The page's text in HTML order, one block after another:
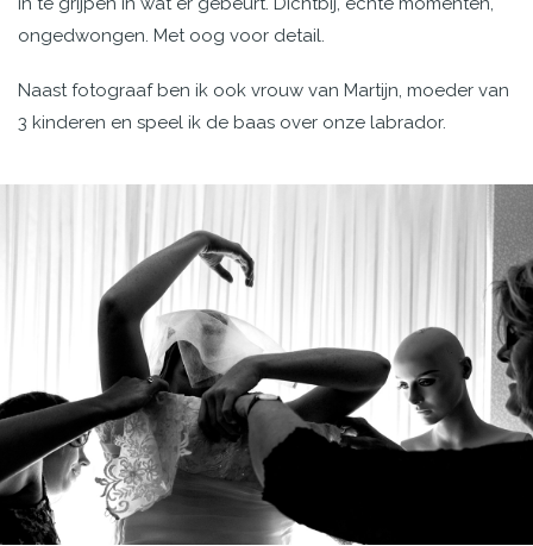
ongedwongen. Met oog voor detail.
Naast fotograaf ben ik ook vrouw van Martijn, moeder van
3 kinderen en speel ik de baas over onze labrador.